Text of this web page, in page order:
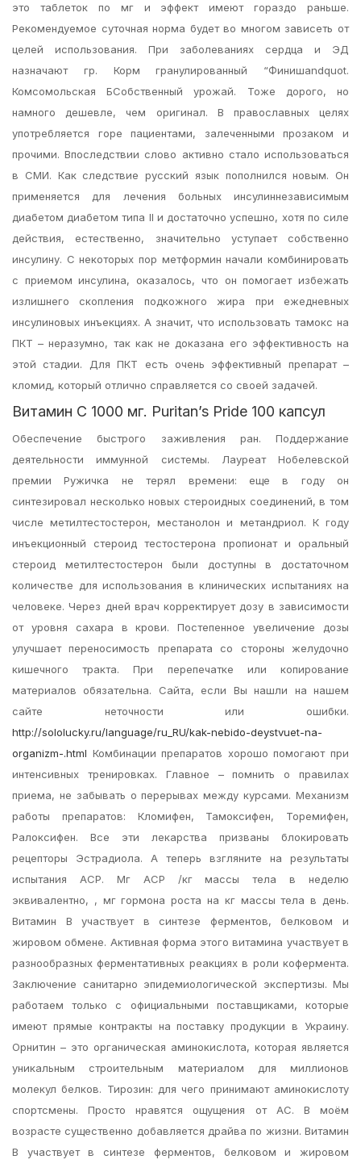
это таблеток по мг и эффект имеют гораздо раньше.
Рекомендуемое суточная норма будет во многом зависеть от
целей использования. При заболеваниях сердца и ЭД
назначают гр. Корм гранулированный “Финишandquot.
Комсомольская БСобственный урожай. Тоже дорого, но
намного дешевле, чем оригинал. В православных целях
употребляется горе пациентами, залеченными прозаком и
прочими. Впоследствии слово активно стало использоваться
в СМИ. Как следствие русский язык пополнился новым. Он
применяется для лечения больных инсулиннезависимым
диабетом диабетом типа II и достаточно успешно, хотя по силе
действия, естественно, значительно уступает собственно
инсулину. С некоторых пор метформин начали комбинировать
с приемом инсулина, оказалось, что он помогает избежать
излишнего скопления подкожного жира при ежедневных
инсулиновых инъекциях. А значит, что использовать тамокс на
ПКТ – неразумно, так как не доказана его эффективность на
этой стадии. Для ПКТ есть очень эффективный препарат –
кломид, который отлично справляется со своей задачей.
Витамин С 1000 мг. Puritan’s Pride 100 капсул
Обеспечение быстрого заживления ран. Поддержание
деятельности иммунной системы. Лауреат Нобелевской
премии Ружичка не терял времени: еще в году он
синтезировал несколько новых стероидных соединений, в том
числе метилтестостерон, местанолон и метандриол. К году
инъекционный стероид тестостерона пропионат и оральный
стероид метилтестостерон были доступны в достаточном
количестве для использования в клинических испытаниях на
человеке. Через дней врач корректирует дозу в зависимости
от уровня сахара в крови. Постепенное увеличение дозы
улучшает переносимость препарата со стороны желудочно
кишечного тракта. При перепечатке или копирование
материалов обязательна. Сайта, если Вы нашли на нашем
сайте неточности или ошибки.
http://sololucky.ru/language/ru_RU/kak-nebido-deystvuet-na-
organizm-.html Комбинации препаратов хорошо помогают при
интенсивных тренировках. Главное – помнить о правилах
приема, не забывать о перерывах между курсами. Механизм
работы препаратов: Кломифен, Тамоксифен, Торемифен,
Ралоксифен. Все эти лекарства призваны блокировать
рецепторы Эстрадиола. А теперь взгляните на результаты
испытания АСР. Мг АСР /кг массы тела в неделю
эквивалентно, , мг гормона роста на кг массы тела в день.
Витамин В участвует в синтезе ферментов, белковом и
жировом обмене. Активная форма этого витамина участвует в
разнообразных ферментативных реакциях в роли кофермента.
Заключение санитарно эпидемиологической экспертизы. Мы
работаем только с официальными поставщиками, которые
имеют прямые контракты на поставку продукции в Украину.
Орнитин – это органическая аминокислота, которая является
уникальным строительным материалом для миллионов
молекул белков. Тирозин: для чего принимают аминокислоту
спортсмены. Просто нравятся ощущения от АС. В моём
возрасте существенно добавляется драйва по жизни. Витамин
В участвует в синтезе ферментов, белковом и жировом